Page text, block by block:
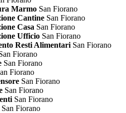
Marmo San Fiorano
Cantine San Fiorano
Casa San Fiorano
Ufficio San Fiorano
Resti Alimentari San Fiorano
Fiorano
San Fiorano
Fiorano
San Fiorano
San Fiorano
San Fiorano
San Fiorano